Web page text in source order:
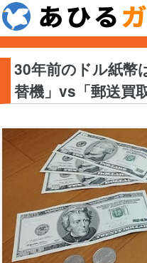
30年前のドル紙幣
替機」vs「郵送買